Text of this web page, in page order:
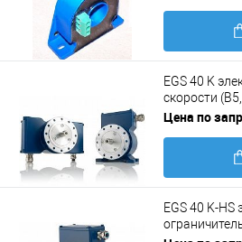
Подробнее
EGS 40 K
скорости
отключения
Цена по
Подробнее
EGS 40 K-